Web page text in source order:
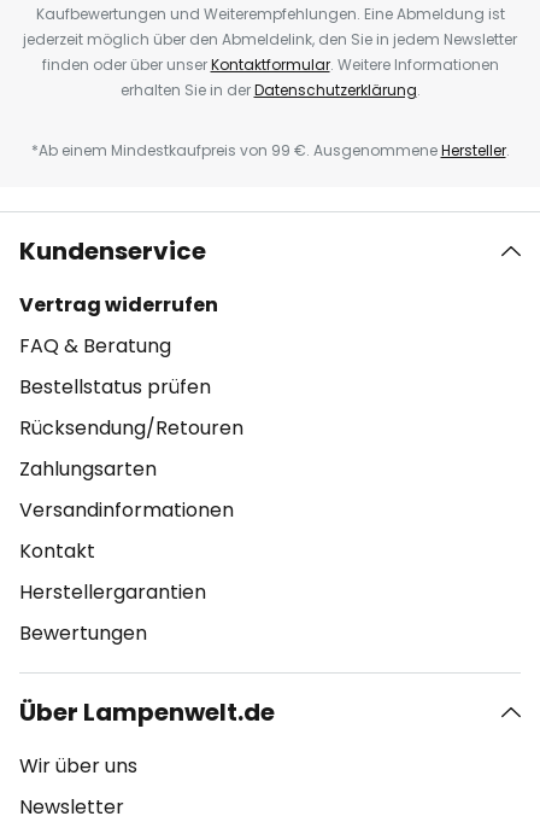
Kaufbewertungen und Weiterempfehlungen. Eine Abmeldung ist
jederzeit möglich über den Abmeldelink, den Sie in jedem Newsletter
finden oder über unserKontaktformular. Weitere Informationen
erhalten Sie in derDatenschutzerklärung.
*Ab einem Mindestkaufpreis von 99 €. AusgenommeneHersteller.
Kundenservice
Vertrag widerrufen
FAQ & Beratung
Bestellstatus prüfen
Rücksendung/Retouren
Zahlungsarten
Versandinformationen
Kontakt
Herstellergarantien
Bewertungen
Über Lampenwelt.de
Wir über uns
Newsletter